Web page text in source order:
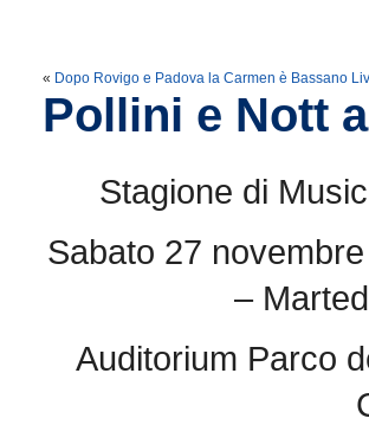
« Dopo Rovigo e Padova la Carmen è Bassano
Pollini e Nott
Stagione di
Sabato 27
–
Auditorium Parco